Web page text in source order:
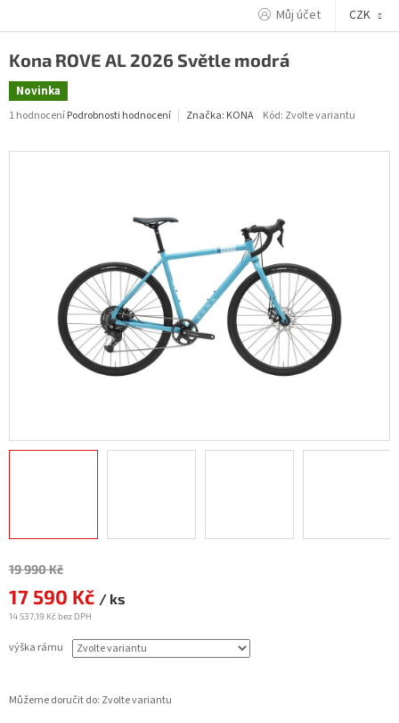
Můj účet CZK
Kona ROVE AL 2026 Světle modrá
Novinka
Průměrné
1 hodnoceníPodrobnosti hodnocení Značka: KONA Kód: Zvolte variantu
19 990 Kč
17 590 Kč / ks
14 537,19 Kč bez DPH
Měrná
výška rámu
Můžeme doručit do: Zvolte variantu